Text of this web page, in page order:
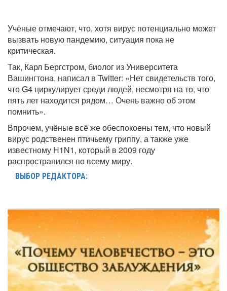
Учёные отмечают, что, хотя вирус потенциально может
вызвать новую пандемию, ситуация пока не
критическая.
Так, Карл Бергстром, биолог из Университета
Вашингтона, написал в Twitter: «Нет свидетельств того,
что G4 циркулирует среди людей, несмотря на то, что
пять лет находится рядом… Очень важно об этом
помнить».
Впрочем, учёные всё же обеспокоены тем, что новый
вирус родственен птичьему гриппу, а также уже
известному H1N1, который в 2009 году
распространился по всему миру.
ВЫБОР РЕДАКТОРА: